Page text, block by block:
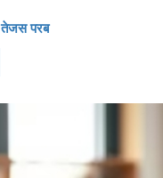
तेजस परब